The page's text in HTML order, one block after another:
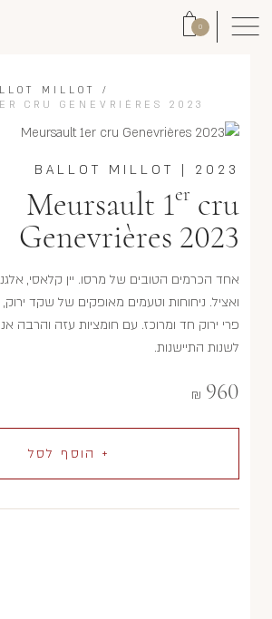
0
MILLOT
/
CRU GENEVRIÈRES 2023
2023
|
BALLOT MILLOT
Meursault 1er cru
Genevrières 2023
אחד הכרמים הטובים של מרסו. יין קלאסי,
ואציל. ניחוחות וטעמים מאופקים של שקד ירוק,
פרי ירוק חד ומרוכז. עם חומציות עזה והרבה
לשנות התיישנות.
960
₪
+ הוסף לסל